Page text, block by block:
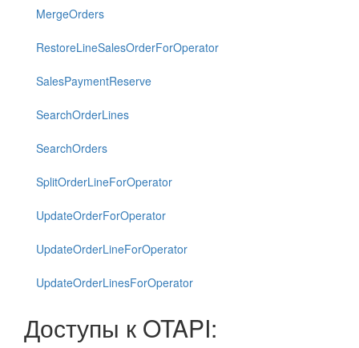
MergeOrders
RestoreLineSalesOrderForOperator
SalesPaymentReserve
SearchOrderLines
SearchOrders
SplitOrderLineForOperator
UpdateOrderForOperator
UpdateOrderLineForOperator
UpdateOrderLinesForOperator
Доступы к OTAPI: